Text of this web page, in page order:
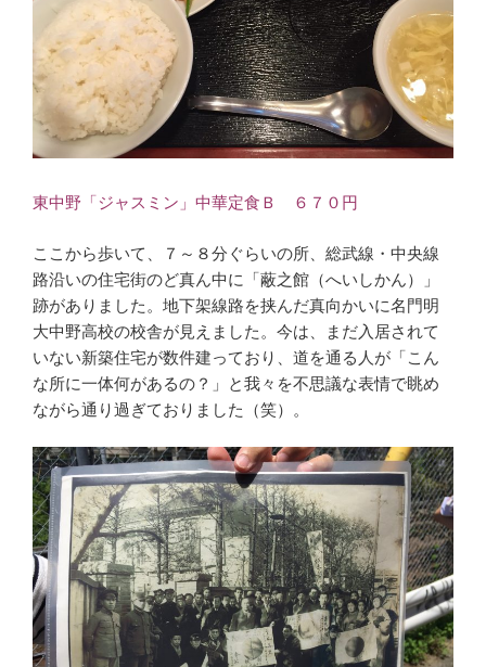
東中野「ジャスミン」中華定食Ｂ ６７０円
ここから歩いて、７～８分ぐらいの所、総武線・中央線
路沿いの住宅街のど真ん中に「蔽之館（へいしかん）」
跡がありました。地下架線路を挟んだ真向かいに名門明
大中野高校の校舎が見えました。今は、まだ入居されて
いない新築住宅が数件建っており、道を通る人が「こん
な所に一体何があるの？」と我々を不思議な表情で眺め
ながら通り過ぎておりました（笑）。